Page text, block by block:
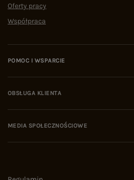
Oferty pracy
Współpraca
POMOC I WSPARCIE
OBSŁUGA KLIENTA
MEDIA SPOŁECZNOŚCIOWE